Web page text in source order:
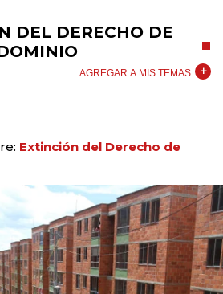
DEL DERECHO DE
AGREGAR A MIS TEMAS
Extinción del Derecho de